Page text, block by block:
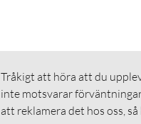
Tråkigt att höra att du
inte motsvarar
att reklamera det hos oss,